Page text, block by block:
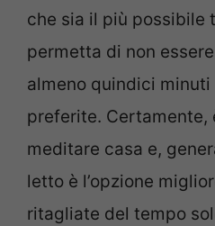
che sia il più possibile
permetta di non
almeno quindici minuti
preferite. Certamente,
meditare casa e,
letto è l’opzione
ritagliate del tempo